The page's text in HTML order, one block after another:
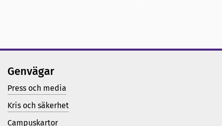
Genvägar
Press och media
Kris och säkerhet
Campuskartor